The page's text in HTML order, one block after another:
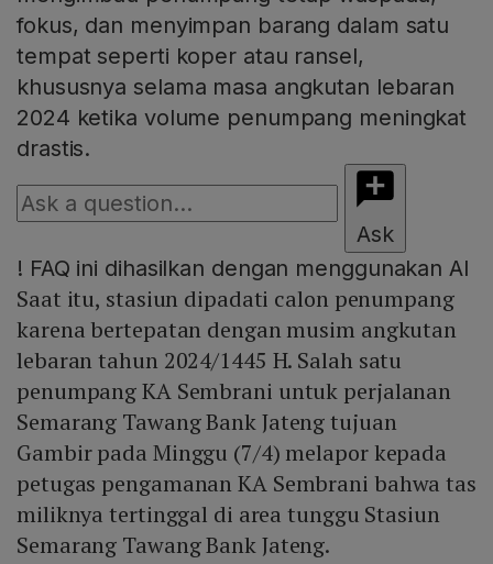
fokus, dan menyimpan barang dalam satu
tempat seperti koper atau ransel,
khususnya selama masa angkutan lebaran
2024 ketika volume penumpang meningkat
drastis.
Ask
! FAQ ini dihasilkan dengan menggunakan AI
Saat itu, stasiun dipadati calon penumpang
karena bertepatan dengan musim angkutan
lebaran tahun 2024/1445 H. Salah satu
penumpang KA Sembrani untuk perjalanan
Semarang Tawang Bank Jateng tujuan
Gambir pada Minggu (7/4) melapor kepada
petugas pengamanan KA Sembrani bahwa tas
miliknya tertinggal di area tunggu Stasiun
Semarang Tawang Bank Jateng.